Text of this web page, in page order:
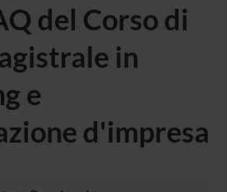
del Corso di
in
e
d'impresa